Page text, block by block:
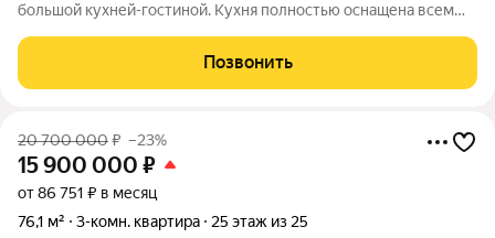
большой кухней-гостиной. Кухня полностью оснащена всем
укомплектована всей техникой . Три изолированы комнаты ,
установлены сплит системы, места
Позвонить
20 700 000₽ –23%
15 900 000 ₽
от 86 751 ₽ в месяц
76,1 м²
3-комн. квартира 25 этаж из 25